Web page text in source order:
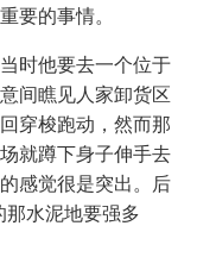
要的事情。
时他要去一个位于
间瞧见人家卸货区
穿梭跑动，然而那
就蹲下身子伸手去
感觉很是突出。后
水泥地要强多